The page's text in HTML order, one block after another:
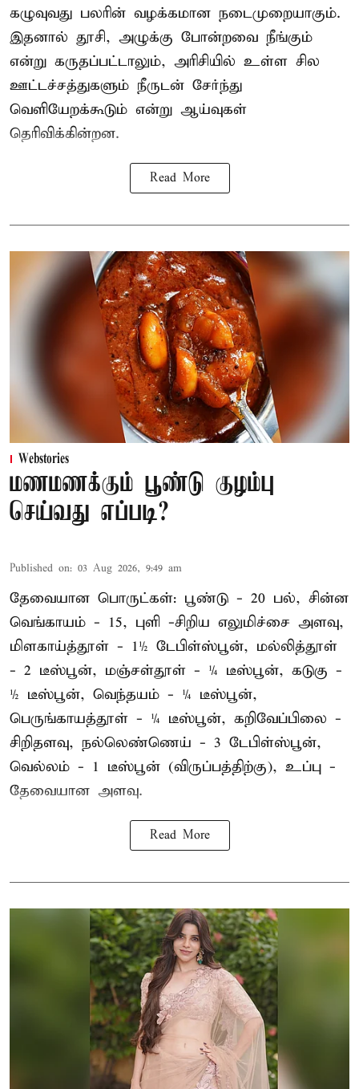
கழுவுவது பலரின் வழக்கமான நடைமுறையாகும்.
இதனால் தூசி, அழுக்கு போன்றவை நீங்கும்
என்று கருதப்பட்டாலும், அரிசியில் உள்ள சில
ஊட்டச்சத்துகளும் நீருடன் சேர்ந்து
வெளியேறக்கூடும் என்று ஆய்வுகள்
தெரிவிக்கின்றன.
Read More
Webstories
மணமணக்கும் பூண்டு குழம்பு
செய்வது எப்படி?
Published on: 03 Aug 2026, 9:49 am
தேவையான பொருட்கள்: பூண்டு - 20 பல், சின்ன
வெங்காயம் - 15, புளி -சிறிய எலுமிச்சை அளவு,
மிளகாய்த்தூள் - 1½ டேபிள்ஸ்பூன், மல்லித்தூள்
- 2 டீஸ்பூன், மஞ்சள்தூள் - ¼ டீஸ்பூன், கடுகு -
½ டீஸ்பூன், வெந்தயம் - ¼ டீஸ்பூன்,
பெருங்காயத்தூள் - ¼ டீஸ்பூன், கறிவேப்பிலை -
சிறிதளவு, நல்லெண்ணெய் - 3 டேபிள்ஸ்பூன்,
வெல்லம் - 1 டீஸ்பூன் (விருப்பத்திற்கு), உப்பு -
தேவையான அளவு.
Read More